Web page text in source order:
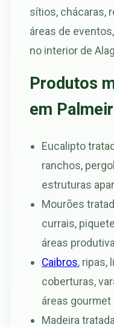
sítios, chácaras,
áreas de
no interior de
Produtos
em
Eucalipto
ranchos,
estruturas
Mourões
currais,
áreas
Caibros, ripas,
coberturas,
áreas gourmet
Madeira